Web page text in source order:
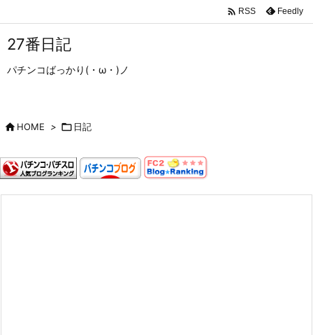
 RSS Feedly
27番日記
パチンコばっかり(・ω・)ノ
HOME >  日記